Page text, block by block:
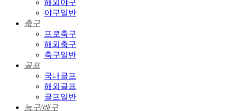
해외야구
야구일반
축구
프로축구
해외축구
축구일반
골프
국내골프
해외골프
골프일반
농구/배구